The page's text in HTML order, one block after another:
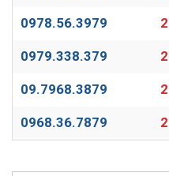
0978.56.3979
0979.338.379
09.7968.3879
0968.36.7879